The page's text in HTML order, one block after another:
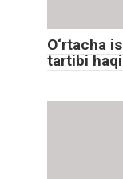
O‘rtacha
tartibi